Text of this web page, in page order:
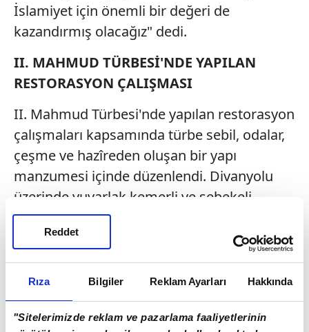
Rıza Bilgiler Reklam Ayarları Hakkında
"Sitelerimizde reklam ve pazarlama faaliyetlerinin
Reddet
İslamiyet için önemli bir değeri de
kazandırmış olacağız" dedi.
II. MAHMUD TÜRBESİ'NDE YAPILAN
RESTORASYON ÇALIŞMASI
II. Mahmud Türbesi'nde yapılan restorasyon
çalışmaları kapsamında türbe sebil, odalar,
çeşme ve hazîreden oluşan bir yapı
manzumesi içinde düzenlendi. Divanyolu
üzerinde yuvarlak kemerli ve şebekeli
pencerelere sahip bir avlu içinde yer alan
türbenin cephesinde iki yuvarlak kemerli
kapıda çalışma yapıldı. Yesârîzâde Mustafa
İzzet tarafından yazılmış kitâbesi bulunan
türbe, 19.yüzyıl Osmanlı Hânedan türbeleri
geleneğini sürdürür. Ampir üslûbunda inşa